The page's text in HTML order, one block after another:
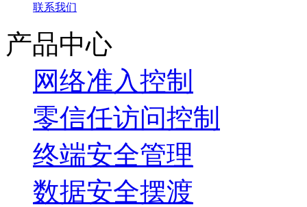
联系我们
产品中心
网络准入控制
零信任访问控制
终端安全管理
数据安全摆渡